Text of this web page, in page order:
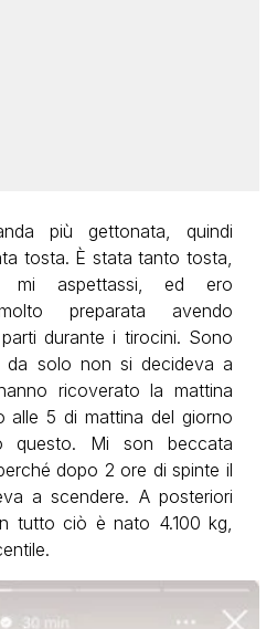
più gettonata, quindi
tosta. È stata tanto tosta,
aspettassi, ed ero
preparata avendo
durante i tirocini. Sono
da solo non si decideva a
ricoverato la mattina
alle 5 di mattina del giorno
Mi son beccata
dopo 2 ore di spinte il
a scendere. A posteriori
tutto ciò è nato 4.100 kg,